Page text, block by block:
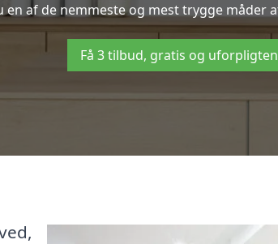
en af de nemmeste og mest trygge måder
Få 3 tilbud, gratis og